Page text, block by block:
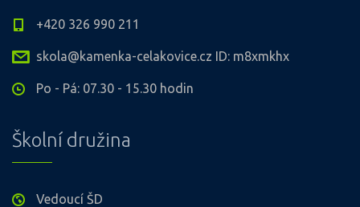
+420 326 990 211
skola@kamenka-celakovice.cz ID: m8xmkhx
Po - Pá: 07.30 - 15.30 hodin
Školní družina
Vedoucí ŠD